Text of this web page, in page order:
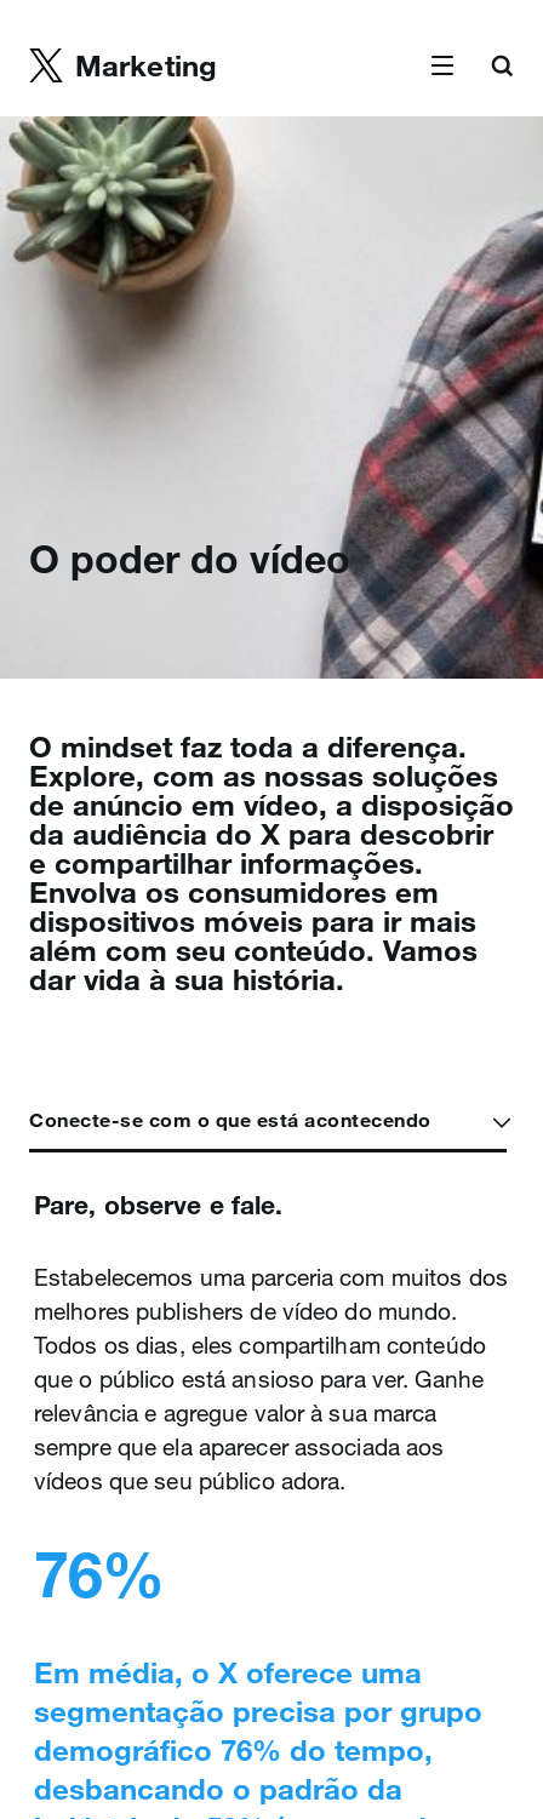
Marketing
O poder do vídeo
O mindset faz toda a diferença.
Explore, com as nossas soluções
de anúncio em vídeo, a disposição
da audiência do X para descobrir
e compartilhar informações.
Envolva os consumidores em
dispositivos móveis para ir mais
além com seu conteúdo. Vamos
dar vida à sua história.
Conecte-se com o que está acontecendo
Pare, observe e fale.
Estabelecemos uma parceria com muitos dos
melhores publishers de vídeo do mundo.
Todos os dias, eles compartilham conteúdo
que o público está ansioso para ver. Ganhe
relevância e agregue valor à sua marca
sempre que ela aparecer associada aos
vídeos que seu público adora.
76%
Em média, o X oferece uma
segmentação precisa por grupo
demográfico 76% do tempo,
desbancando o padrão da
Dê vida à sua história.
Em um mercado altamente competitivo, um
storytelling estruturado ajuda a obter
destaque. Com um vídeo no X, você pode
contar a história da sua marca de maneira
elaborada e interativa na timeline. Segmente
seu vídeo para os clientes mais interessados
na sua mensagem. Observe as métricas e
40%
Em quatro estudos realizados
para quatro marcas, as
campanhas de marketing do X
Quando você precisa lançar um produto ou
campanha, o First View garante visibilidade
em massa em um país segmentado. Obtenha
propriedade exclusiva por 24 horas do espaço
de publicidade mais valioso do X: o topo da
timeline.